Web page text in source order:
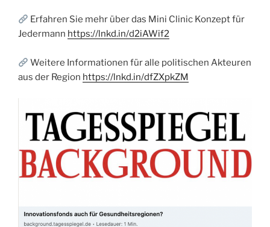
Erfahren Sie mehr über das Mini Clinic Konzept für
Jedermann https://lnkd.in/d2iAWif2
Weitere Informationen für alle politischen Akteuren
aus der Region https://lnkd.in/dfZXpkZM